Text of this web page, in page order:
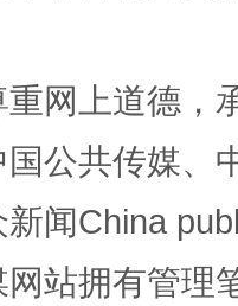
重网上道德，
国公共传媒、
新闻China
网站拥有管理